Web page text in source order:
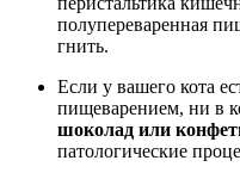
полупереваренная
гнить.
Если у вашего кота
пищеварением, ни в
шоколад или
патологические